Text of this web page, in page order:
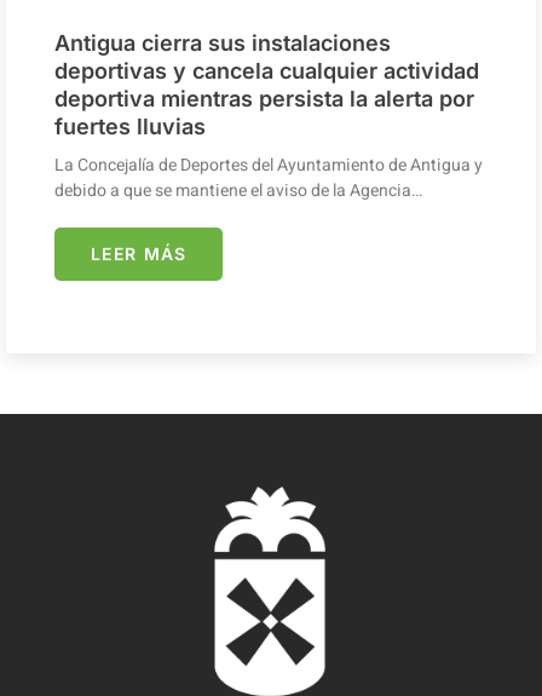
Antigua cierra sus instalaciones
deportivas y cancela cualquier actividad
deportiva mientras persista la alerta por
fuertes lluvias
La Concejalía de Deportes del Ayuntamiento de Antigua y
debido a que se mantiene el aviso de la Agencia…
LEER MÁS